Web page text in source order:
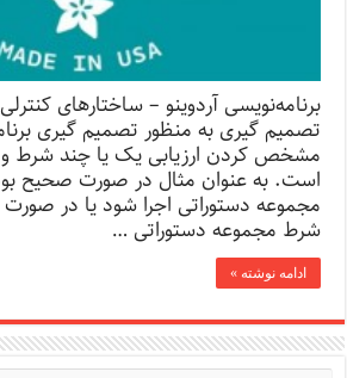
برنامه‌نویسی آردوینو – ساختارهای
تصمیم گیری به منظور تصمیم گیری
مشخص کردن ارزیابی یک یا چند شرط و
است. به عنوان مثال در صورت صحیح
مجموعه دستوراتی اجرا شود یا در
شرط مجموعه دستوراتی …
ادامه نوشته »